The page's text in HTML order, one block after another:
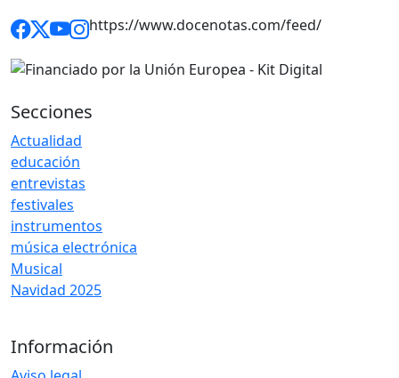
https://www.docenotas.com/feed/
Secciones
Actualidad
educación
entrevistas
festivales
instrumentos
música electrónica
Musical
Navidad 2025
Información